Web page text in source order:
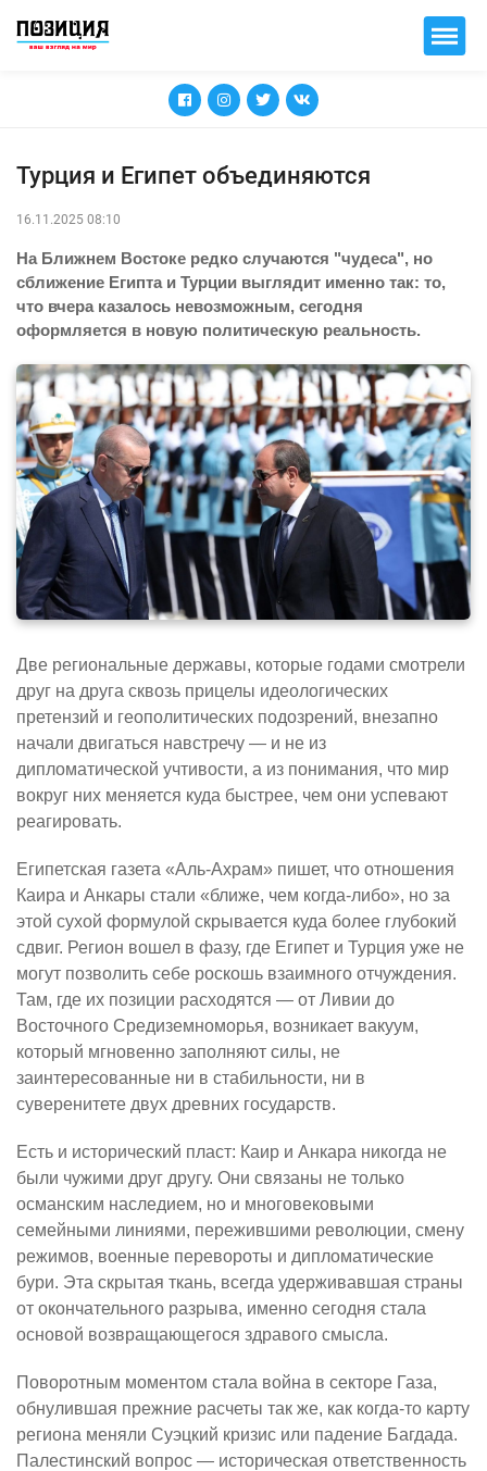
Турция и Египет объединяются
16.11.2025 08:10
На Ближнем Востоке редко случаются "чудеса", но
сближение Египта и Турции выглядит именно так: то,
что вчера казалось невозможным, сегодня
оформляется в новую политическую реальность.
Две региональные державы, которые годами смотрели
друг на друга сквозь прицелы идеологических
претензий и геополитических подозрений, внезапно
начали двигаться навстречу — и не из
дипломатической учтивости, а из понимания, что мир
вокруг них меняется куда быстрее, чем они успевают
реагировать.
Египетская газета «Аль-Ахрам» пишет, что отношения
Каира и Анкары стали «ближе, чем когда-либо», но за
этой сухой формулой скрывается куда более глубокий
сдвиг. Регион вошел в фазу, где Египет и Турция уже не
могут позволить себе роскошь взаимного отчуждения.
Там, где их позиции расходятся — от Ливии до
Восточного Средиземноморья, возникает вакуум,
который мгновенно заполняют силы, не
заинтересованные ни в стабильности, ни в
суверенитете двух древних государств.
Есть и исторический пласт: Каир и Анкара никогда не
были чужими друг другу. Они связаны не только
османским наследием, но и многовековыми
семейными линиями, пережившими революции, смену
режимов, военные перевороты и дипломатические
бури. Эта скрытая ткань, всегда удерживавшая страны
от окончательного разрыва, именно сегодня стала
основой возвращающегося здравого смысла.
Поворотным моментом стала война в секторе Газа,
обнулившая прежние расчеты так же, как когда-то карту
региона меняли Суэцкий кризис или падение Багдада.
Палестинский вопрос — историческая ответственность